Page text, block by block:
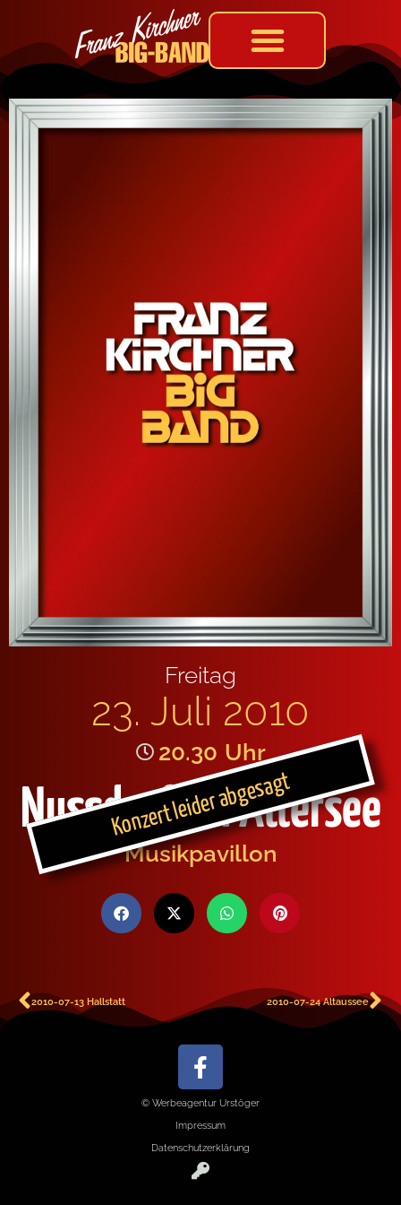
Freitag
23. Juli 2010
20.30 Uhr
Nussdorf am Attersee
Musikpavillon
Konzert leider abgesagt
2010-07-13 Hallstatt 2010-07-24 Altaussee
© Werbeagentur Urstöger
Impressum
Datenschutzerklärung